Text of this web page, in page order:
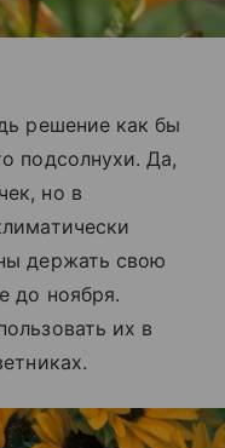
решение как бы
подсолнухи. Да,
но в
держать свою
до ноября.
их в